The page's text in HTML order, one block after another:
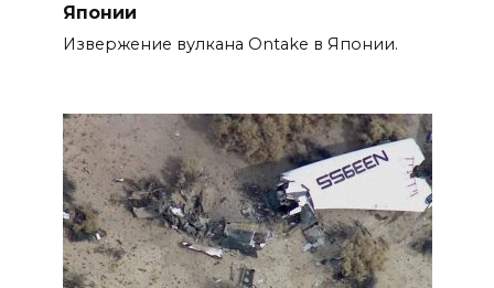
Японии
Извержение вулкана Ontake в Японии.